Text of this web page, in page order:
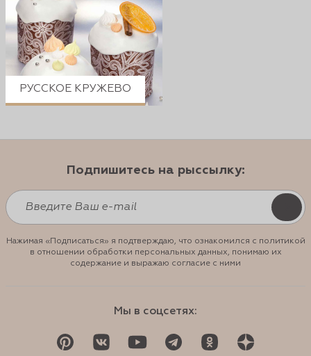
РУССКОЕ КРУЖЕВО
Подпишитесь на рыссылку:
Нажимая «Подписаться» я подтверждаю, что ознакомился с политикой
в отношении обработки персональных данных, понимаю их
содержание и выражаю согласие с ними
Мы в соцсетях: